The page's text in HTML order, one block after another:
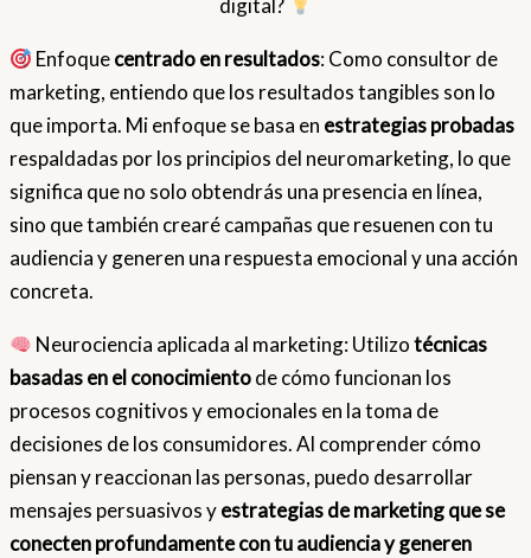
digital?
Enfoquecentrado en resultados: Como consultor de
marketing, entiendo que los resultados tangibles son lo
que importa. Mi enfoque se basa en estrategias probadas
respaldadas por los principios del neuromarketing, lo que
significa que no solo obtendrás una presencia en línea,
sino que también crearé campañas que resuenen con tu
audiencia y generen una respuesta emocional y una acción
concreta.
Neurociencia aplicada al marketing: Utilizotécnicas
basadas en el conocimientode cómo funcionan los
procesos cognitivos y emocionales en la toma de
decisiones de los consumidores. Al comprender cómo
piensan y reaccionan las personas, puedo desarrollar
mensajes persuasivos yestrategias de marketing que se
conecten profundamente con tu audiencia y generen